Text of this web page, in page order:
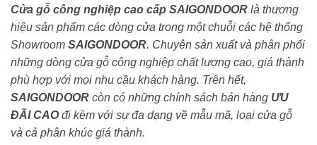
Cửa gỗ công nghiệp cao cấp SAIGONDOOR là thương
hiệu sản phẩm các dòng cửa trong một chuỗi các hệ thống
Showroom SAIGONDOOR. Chuyên sản xuất và phân phối
những dòng cửa gỗ công nghiệp chất lượng cao, giá thành
phù hợp với mọi nhu cầu khách hàng. Trên hết,
SAIGONDOOR còn có những chính sách bán hàng ƯU
ĐÃI CAOđi kèm với sự đa dạng về mẫu mã, loại cửa gỗ
và cả phân khúc giá thành.